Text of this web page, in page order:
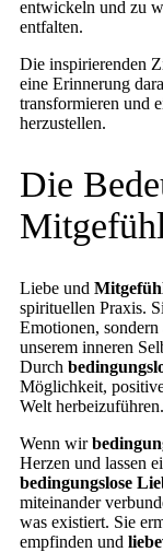
entwickeln und zu
entfalten.
Die inspirierenden
eine Erinnerung
transformieren und
herzustellen.
Die
Mitgefühl
Liebe und
spirituellen Praxis.
Emotionen,
unserem inneren
Durch
Möglichkeit,
Welt herbeizuführen.
Wenn wir
Herzen und lassen
bedingungslose
miteinander
was existiert. Sie
empfinden und